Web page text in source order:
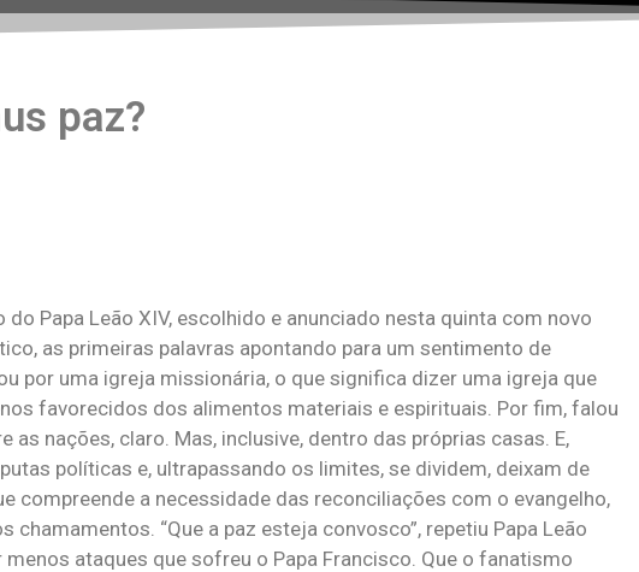
paz?
Papa Leão XIV, escolhido e anunciado nesta quinta com novo
as primeiras palavras apontando para um sentimento de
por uma igreja missionária, o que significa dizer uma igreja que
favorecidos dos alimentos materiais e espirituais. Por fim, falou
as nações, claro. Mas, inclusive, dentro das próprias casas. E,
políticas e, ultrapassando os limites, se dividem, deixam de
compreende a necessidade das reconciliações com o evangelho,
“Que a paz esteja convosco”, repetiu Papa Leão
ataques que sofreu o Papa Francisco. Que o fanatismo